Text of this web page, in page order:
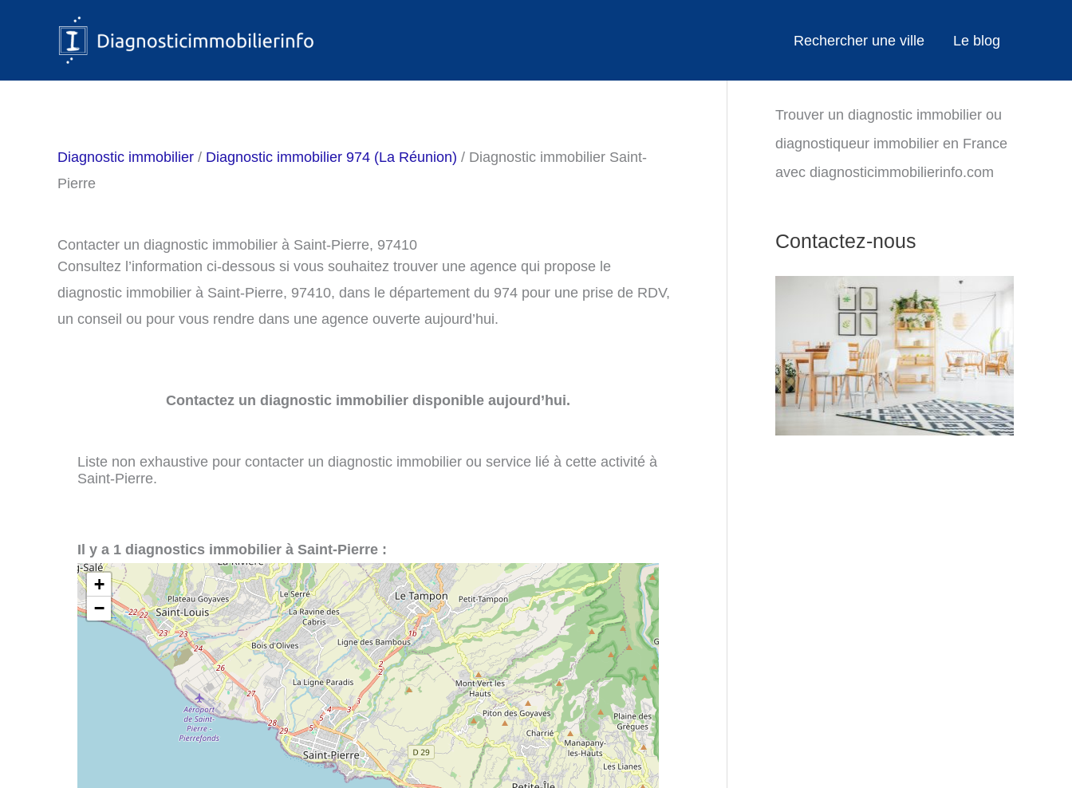
Rechercher une ville Le blog
Diagnostic immobilier / Diagnostic immobilier 974 (La Réunion) / Diagnostic immobilier Saint-
Pierre
Contacter un diagnostic immobilier à Saint-Pierre, 97410
Consultez l’information ci-dessous si vous souhaitez trouver une agence qui propose le
diagnostic immobilier à Saint-Pierre, 97410, dans le département du 974 pour une prise de RDV,
un conseil ou pour vous rendre dans une agence ouverte aujourd’hui.
Contactez un diagnostic immobilier disponible aujourd’hui.
Liste non exhaustive pour contacter un diagnostic immobilier ou service lié à cette activité à
Saint-Pierre.
Il y a 1 diagnostics immobilier à Saint-Pierre :
+
−
Trouver un diagnostic immobilier ou
diagnostiqueur immobilier en France
avec diagnosticimmobilierinfo.com
Contactez-nous